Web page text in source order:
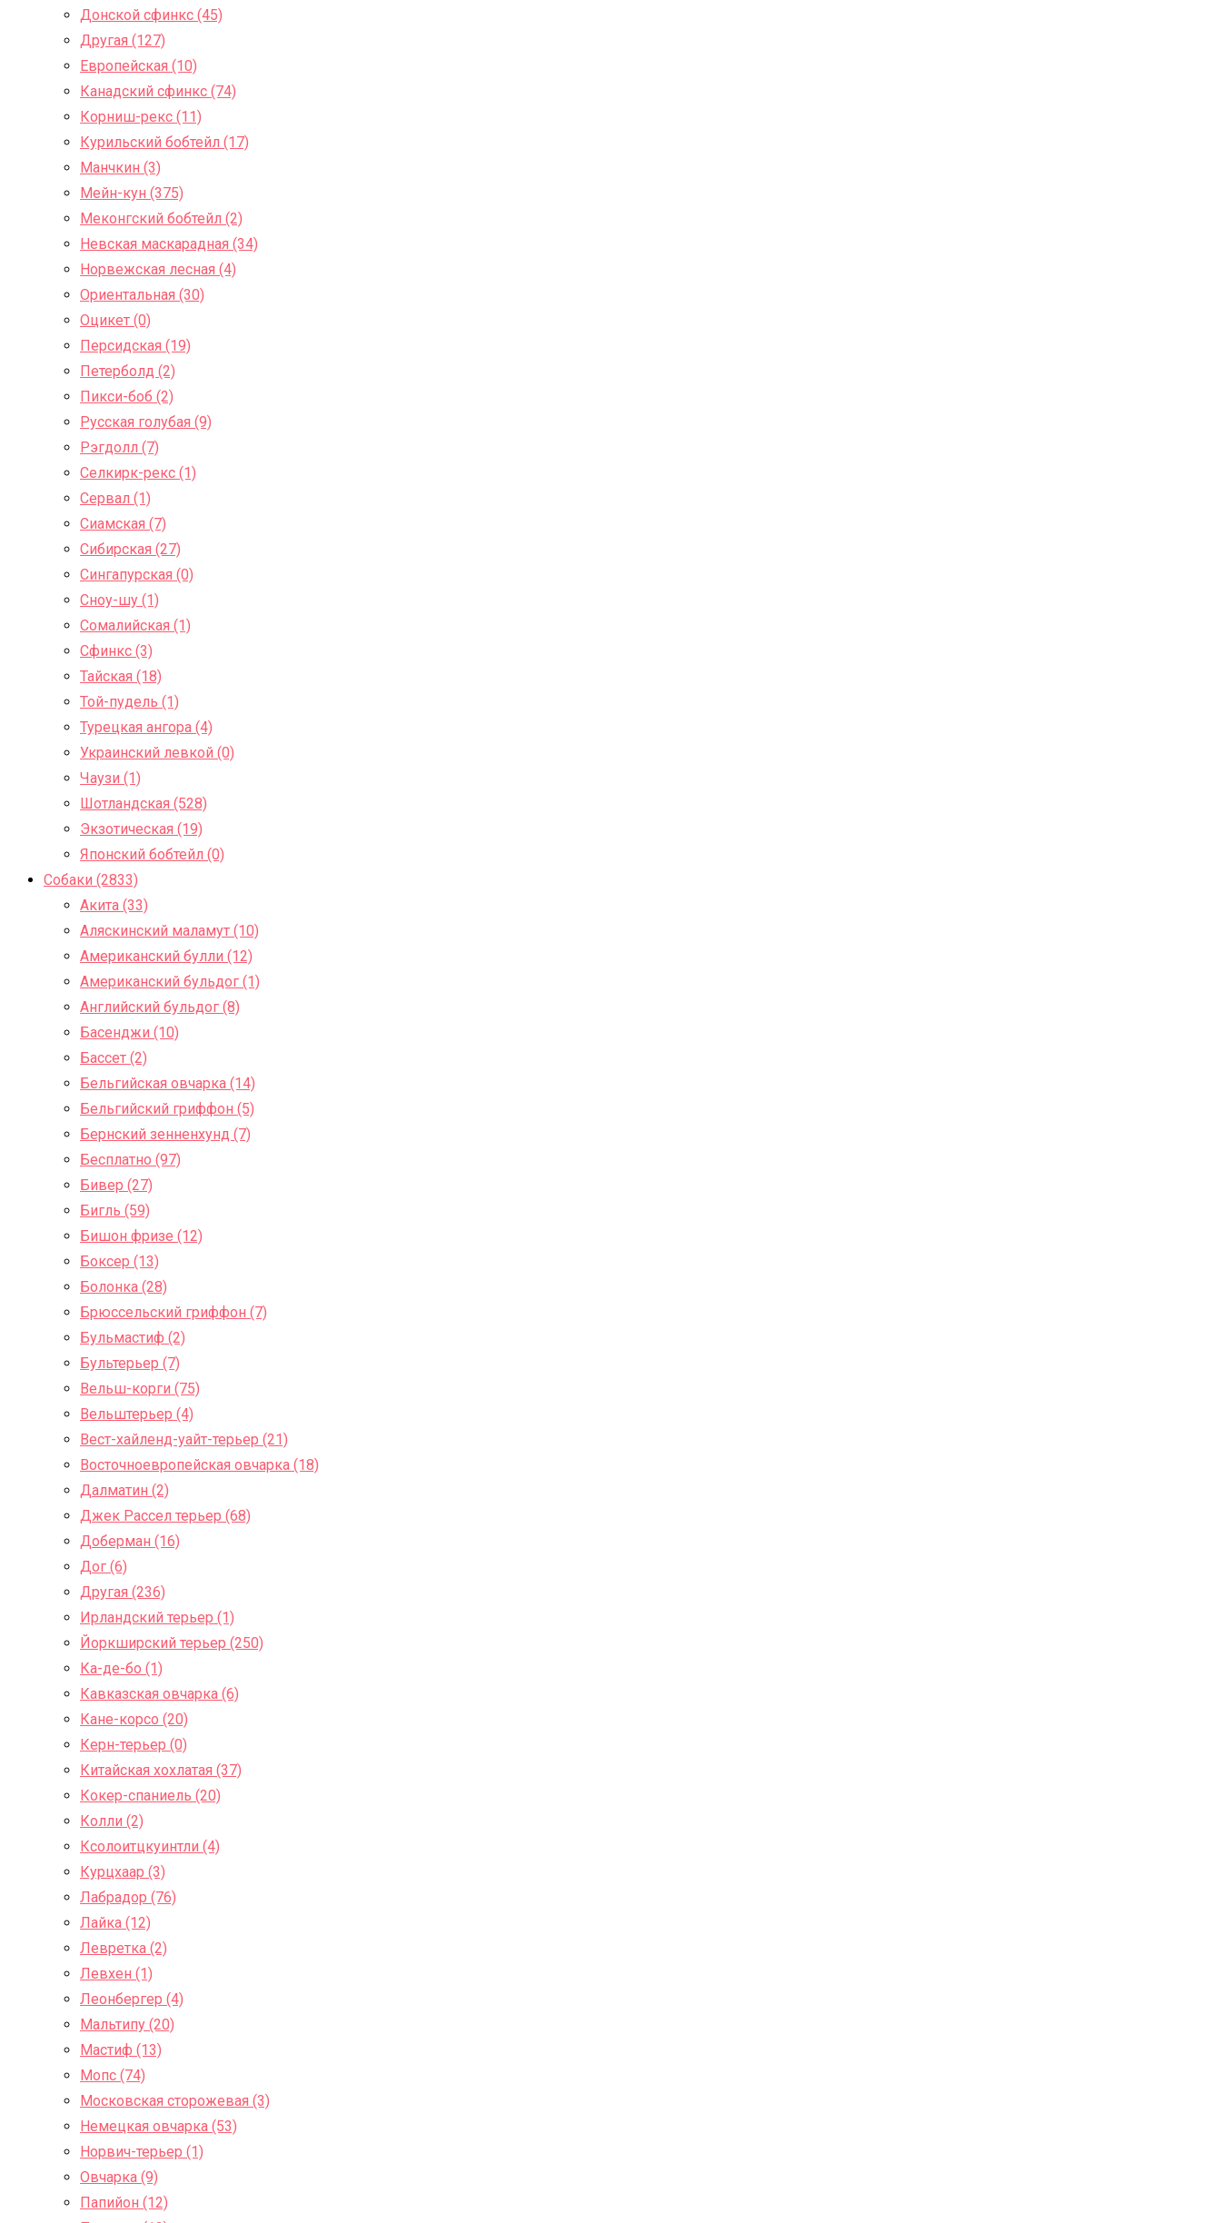
Донской сфинкс (45)
Другая (127)
Европейская (10)
Канадский сфинкс (74)
Корниш-рекс (11)
Курильский бобтейл (17)
Манчкин (3)
Мейн-кун (375)
Меконгский бобтейл (2)
Невская маскарадная (34)
Норвежская лесная (4)
Ориентальная (30)
Оцикет (0)
Персидская (19)
Петерболд (2)
Пикси-боб (2)
Русская голубая (9)
Рэгдолл (7)
Селкирк-рекс (1)
Сервал (1)
Сиамская (7)
Сибирская (27)
Сингапурская (0)
Сноу-шу (1)
Сомалийская (1)
Сфинкс (3)
Тайская (18)
Той-пудель (1)
Турецкая ангора (4)
Украинский левкой (0)
Чаузи (1)
Шотландская (528)
Экзотическая (19)
Японский бобтейл (0)
Собаки (2833)
Акита (33)
Аляскинский маламут (10)
Американский булли (12)
Американский бульдог (1)
Английский бульдог (8)
Басенджи (10)
Бассет (2)
Бельгийская овчарка (14)
Бельгийский гриффон (5)
Бернский зенненхунд (7)
Бесплатно (97)
Бивер (27)
Бигль (59)
Бишон фризе (12)
Боксер (13)
Болонка (28)
Брюссельский гриффон (7)
Бульмастиф (2)
Бультерьер (7)
Вельш-корги (75)
Вельштерьер (4)
Вест-хайленд-уайт-терьер (21)
Восточноевропейская овчарка (18)
Далматин (2)
Джек Рассел терьер (68)
Доберман (16)
Дог (6)
Другая (236)
Ирландский терьер (1)
Йоркширский терьер (250)
Ка-де-бо (1)
Кавказская овчарка (6)
Кане-корсо (20)
Керн-терьер (0)
Китайская хохлатая (37)
Кокер-спаниель (20)
Колли (2)
Ксолоитцкуинтли (4)
Курцхаар (3)
Лабрадор (76)
Лайка (12)
Левретка (2)
Левхен (1)
Леонбергер (4)
Мальтипу (20)
Мастиф (13)
Мопс (74)
Московская сторожевая (3)
Немецкая овчарка (53)
Норвич-терьер (1)
Овчарка (9)
Папийон (12)